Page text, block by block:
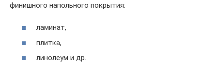
финишного напольного покрытия:
ламинат,
плитка,
линолеум и др.